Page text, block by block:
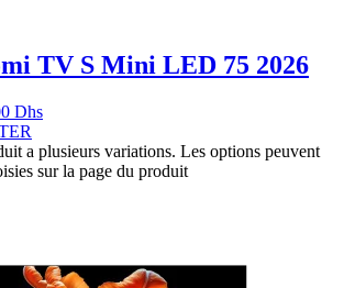
TV S Mini LED 75 2026
Dhs
a plusieurs variations. Les options peuvent
sur la page du produit